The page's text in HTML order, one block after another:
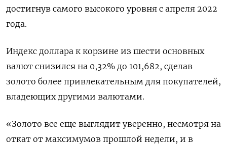
достигнув самого высокого уровня с апреля 2022
года.
Индекс доллара к корзине из шести основных
валют снизился на 0,32% до 101,682​, сделав
золото более привлекательным для покупателей,
владеющих другими валютами.
«Золото все еще выглядит уверенно, несмотря на
откат от максимумов прошлой недели, и в